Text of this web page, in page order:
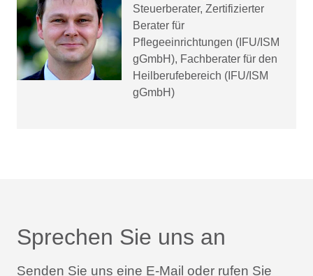
Steuerberater, Zertifizierter
Berater für
Pflegeeinrichtungen (IFU/ISM
gGmbH), Fachberater für den
Heilberufebereich (IFU/ISM
gGmbH)
Sprechen Sie uns an
Senden Sie uns eine E-Mail oder rufen Sie